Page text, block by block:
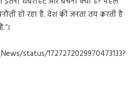
हो रहा है. देश की जनता तय करती है
status/1727272029970473133?